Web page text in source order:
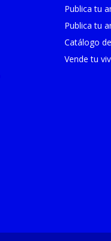
Publica tu
Publica tu
Catálogo
Vende tu